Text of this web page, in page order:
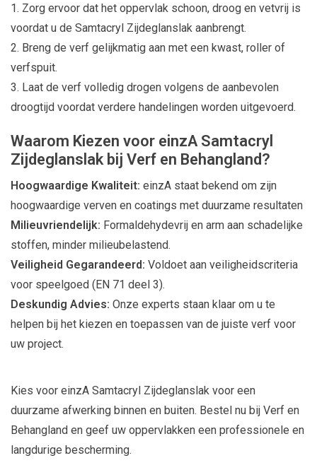
Zorg ervoor dat het oppervlak schoon, droog en vetvrij is
voordat u de Samtacryl Zijdeglanslak aanbrengt.
Breng de verf gelijkmatig aan met een kwast, roller of
verfspuit.
Laat de verf volledig drogen volgens de aanbevolen
droogtijd voordat verdere handelingen worden uitgevoerd.
Waarom Kiezen voor einzA Samtacryl
Zijdeglanslak bij Verf en Behangland?
Hoogwaardige Kwaliteit: einzA staat bekend om zijn
hoogwaardige verven en coatings met duurzame resultaten
Milieuvriendelijk: Formaldehydevrij en arm aan schadelijke
stoffen, minder milieubelastend.
Veiligheid Gegarandeerd: Voldoet aan veiligheidscriteria
voor speelgoed (EN 71 deel 3).
Deskundig Advies: Onze experts staan klaar om u te
helpen bij het kiezen en toepassen van de juiste verf voor
uw project.
Kies voor einzA Samtacryl Zijdeglanslak voor een
duurzame afwerking binnen en buiten. Bestel nu bij Verf en
Behangland en geef uw oppervlakken een professionele en
langdurige bescherming.